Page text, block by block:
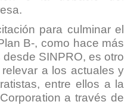
para culminar el
B-, como hace más
SINPRO, es otro
a los actuales y
entre ellos a la
a través de